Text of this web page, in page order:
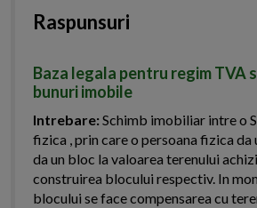
Raspunsuri
Baza legala pentru regim TVA
bunuri imobile
Intrebare:Schimb imobiliar intre o
fizica , prin care o persoana fizica da
da un bloc la valoarea terenului
construirea blocului respectiv. In
blocului se face compensarea cu